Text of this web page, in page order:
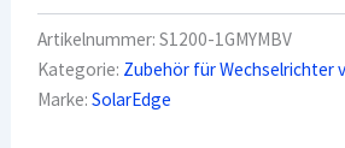
Leistungsoptimierer
S1200
Querformat
lang
Artikelnummer:S1200-1GMYMBV
Kategorie: Zubehör für Wechselrichter
Marke:SolarEdge